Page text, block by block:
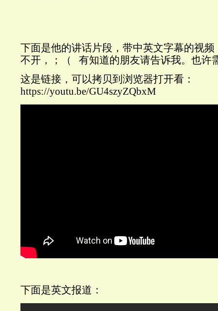
下面是他的讲话片段，带中英文字幕的视
不开，；（ 有知道的朋友请告诉我。也许
这是链接，可以拷贝到浏览器打开看：
https://youtu.be/GU4szyZQbxM
下面是英文报道：